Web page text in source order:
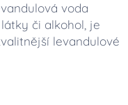
voda
či alkohol, je
levandulové